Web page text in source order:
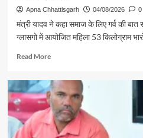
गौरव
से
रामलला
के
दर्शन
के
लिए
रवाना
Apna Chhattisgarh 04/08/2026 0
मंत्री यादव ने कहा समाज के लिए गर्व की
ग्लासगो में आयोजित महिला 53 किलोग्राम
Read MoreRead
रजत
पदक
विजेता
ज्ञानेश्वरी
यादव